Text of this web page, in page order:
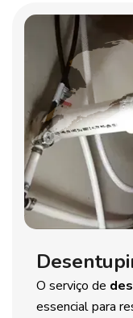
O serviço de
essencial para